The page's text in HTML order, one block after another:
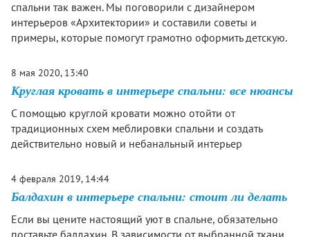
спальни так важен. Мы поговорили с дизайнером
интерьеров «Архитектории» и составили советы и
примеры, которые помогут грамотно оформить детскую.
8 мая 2020, 13:40
Круглая кровать в интерьере спальни: все нюансы
С помощью круглой кровати можно отойти от
традиционных схем меблировки спальни и создать
действительно новый и небанальный интерьер
4 февраля 2019, 14:44
Балдахин в интерьере спальни: стоит ли делать
Если вы цените настоящий уют в спальне, обязательно
поставьте балдахин. В зависимости от выбранной ткани